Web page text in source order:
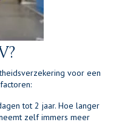
voor een
tot 2 jaar. Hoe langer
zelf immers meer